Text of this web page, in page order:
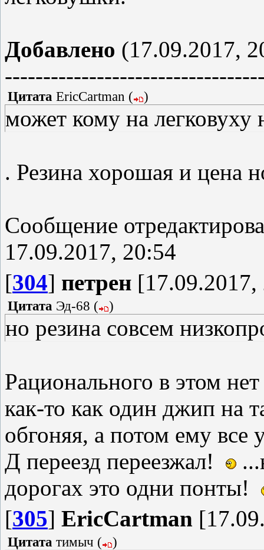
Добавлено (17.09.2017,
Цитата EricCartman ( )
может кому на легковуху
. Резина хорошая и цена
Сообщение
17.09.2017, 20:54
[304] петрен
Цитата Эд-68 ( )
но резина совсем
Рационального в этом
как-то как один джип на
обгоняя, а потом ему все
Д переезд переезжал!
дорогах это одни понты!
[305] EricCartman
Цитата тимыч ( )